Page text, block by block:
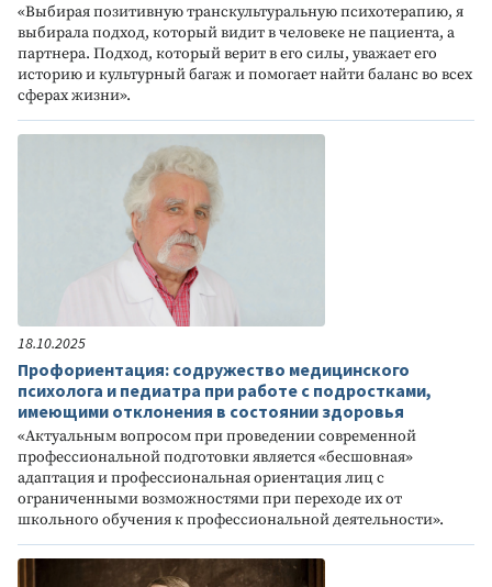
«Выбирая позитивную транскультуральную психотерапию, я
выбирала подход, который видит в человеке не пациента, а
партнера. Подход, который верит в его силы, уважает его
историю и культурный багаж и помогает найти баланс во всех
сферах жизни».
18.10.2025
Профориентация: содружество медицинского
психолога и педиатра при работе с подростками,
имеющими отклонения в состоянии здоровья
«Актуальным вопросом при проведении современной
профессиональной подготовки является «бесшовная»
адаптация и профессиональная ориентация лиц с
ограниченными возможностями при переходе их от
школьного обучения к профессиональной деятельности».